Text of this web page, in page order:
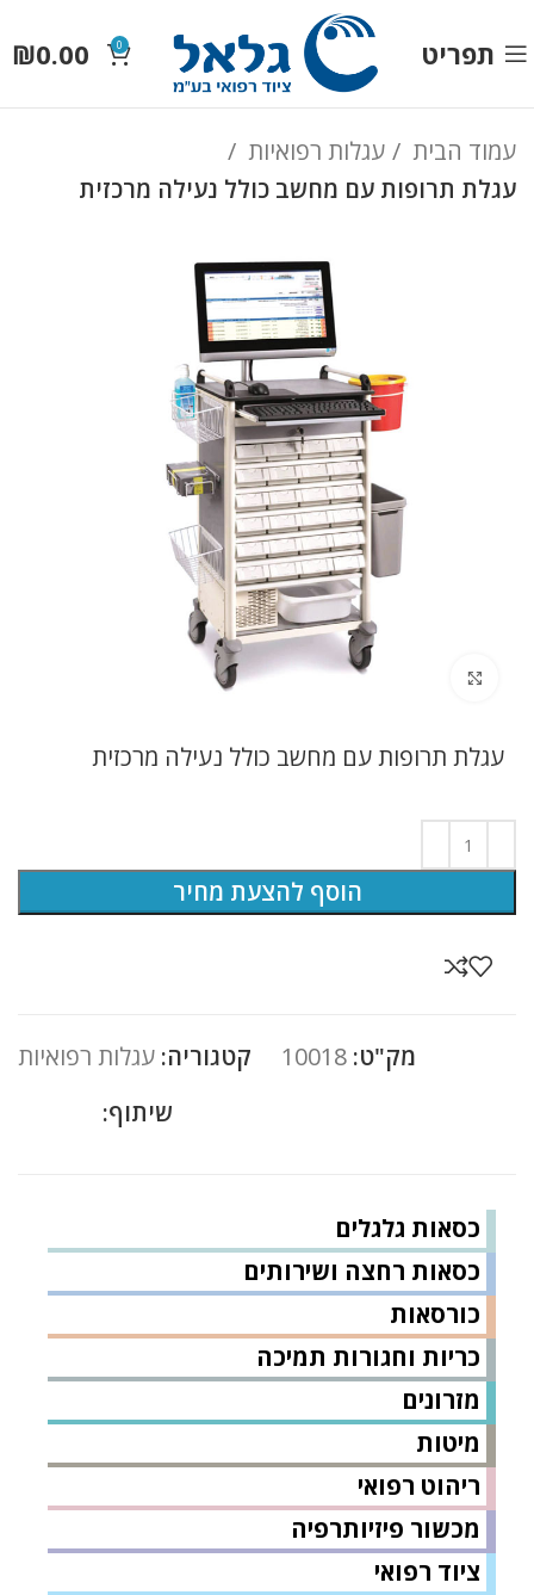
תפריט 0
₪0.00
עמוד הבית
עגלות רפואיות
עגלת תרופות עם מחשב כולל נעילה מרכזית
כסאות גלגלים
כסאות רחצה ושירותים
כורסאות
כריות וחגורות תמיכה
מזרונים
מיטות
ריהוט רפואי
מכשור פיזיותרפיה
ציוד רפואי
לחץ להגדלה
עגלת תרופות עם מחשב כולל נעילה מרכזית
הוסף להצעת מחיר
מק"ט: 10018 קטגוריה: עגלות רפואיות
שיתוף: